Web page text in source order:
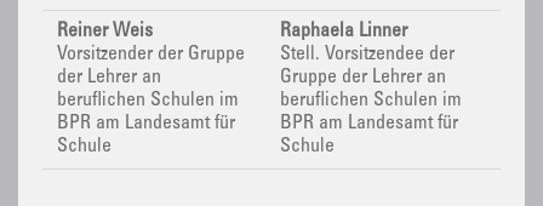
Reiner Weis
Vorsitzender der Gruppe
der Lehrer an
beruflichen Schulen im
BPR am Landesamt für
Schule
Raphaela Linner
Stell. Vorsitzendee der
Gruppe der Lehrer an
beruflichen Schulen im
BPR am Landesamt für
Schule